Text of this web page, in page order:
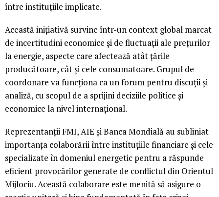
între instituțiile implicate.
Această inițiativă survine într-un context global marcat
de incertitudini economice și de fluctuații ale prețurilor
la energie, aspecte care afectează atât țările
producătoare, cât și cele consumatoare. Grupul de
coordonare va funcționa ca un forum pentru discuții și
analiză, cu scopul de a sprijini deciziile politice și
economice la nivel internațional.
Reprezentanții FMI, AIE și Banca Mondială au subliniat
importanța colaborării între instituțiile financiare și cele
specializate în domeniul energetic pentru a răspunde
eficient provocărilor generate de conflictul din Orientul
Mijlociu. Această colaborare este menită să asigure o